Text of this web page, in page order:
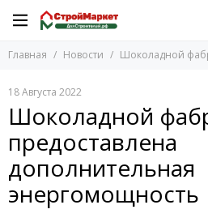
Главная Новости Шоколадной
18 Августа 2022
Шоколадной
предоставлена
дополнительная
энергомощность